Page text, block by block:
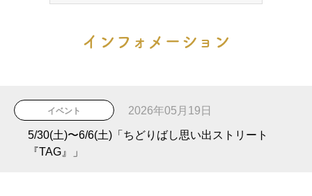
インフォメーション
イベント 2026年05月19日
5/30(土)〜6/6(土)「ちどりばし思い出ストリート
『TAG』」